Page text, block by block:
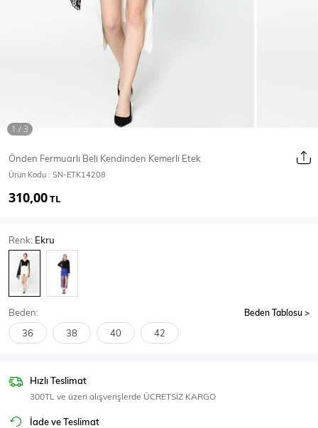
Mont & Kaban
T-Shirt
Body
SPOR GİYİM
Eşofman Üstü
Önden Fermuarlı Beli Kendinden Kemerli Etek
Ürün Kodu : SN-ETK14208
310,00TL
Renk: Ekru
Beden: Beden Tablosu
36 38 40 42
Hızlı Teslimat
300TL ve üzeri alışverişlerde ÜCRETSİZ KARGO
İade ve Teslimat